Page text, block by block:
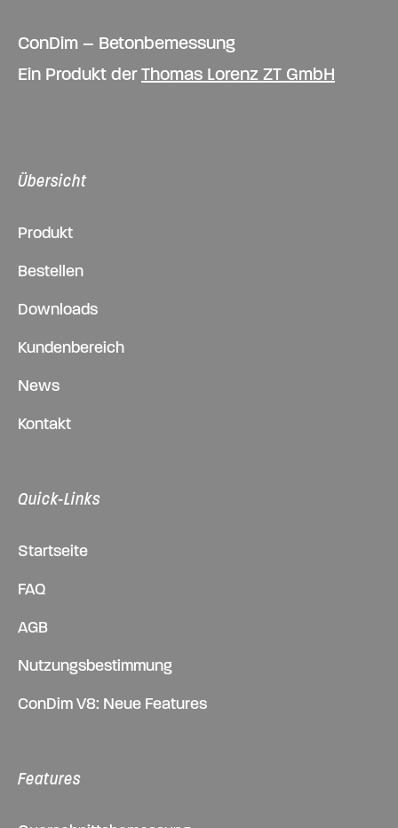
ConDim – Betonbemessung
Ein Produkt derThomas Lorenz ZT GmbH
Übersicht
Produkt
Bestellen
Downloads
Kundenbereich
News
Kontakt
Quick-Links
Startseite
FAQ
AGB
Nutzungsbestimmung
ConDim V8: Neue Features
Features